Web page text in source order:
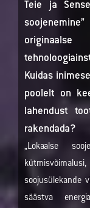
Teie ja
originaalse
Kuidas
poolelt on
lahendust
rakendada?
„Lokaalse
soojusülekande
säästva